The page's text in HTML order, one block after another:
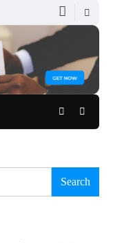
Facebook
Search